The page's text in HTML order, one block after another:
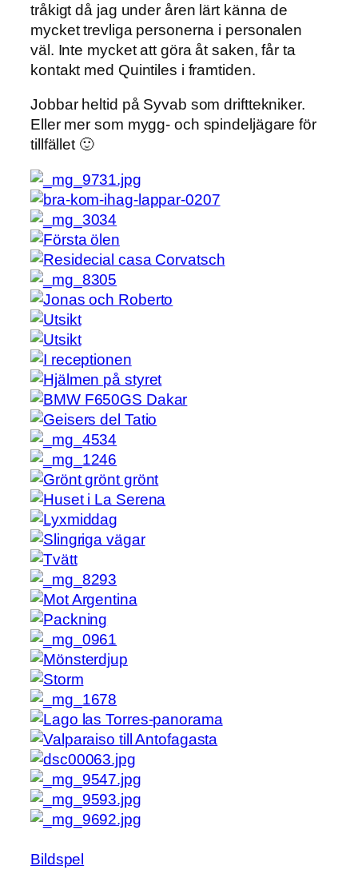
tråkigt då jag under åren lärt känna de
mycket trevliga personerna i personalen
väl. Inte mycket att göra åt saken, får ta
kontakt med Quintiles i framtiden.
Jobbar heltid på Syvab som drifttekniker.
Eller mer som mygg- och spindeljägare för
tillfället 🙂
Bildspel